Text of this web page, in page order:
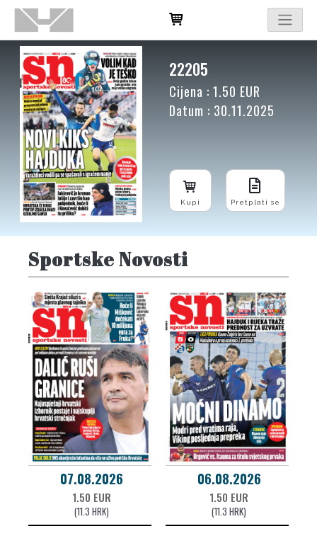
22205
Cijena : 1.50 EUR
Datum : 30.11.2025
Kupi Pretplati se
Sportske Novosti
07.08.2026
1.50 EUR
(11.3 HRK)
06.08.2026
1.50 EUR
(11.3 HRK)